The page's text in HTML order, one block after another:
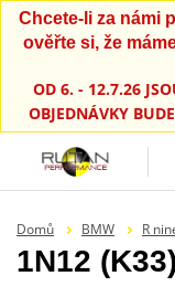
Chcete-li za námi
ověřte si, že
OD 6. - 12.7.26
OBJEDNÁVKY
Domů BMW R
1N12 (K33)